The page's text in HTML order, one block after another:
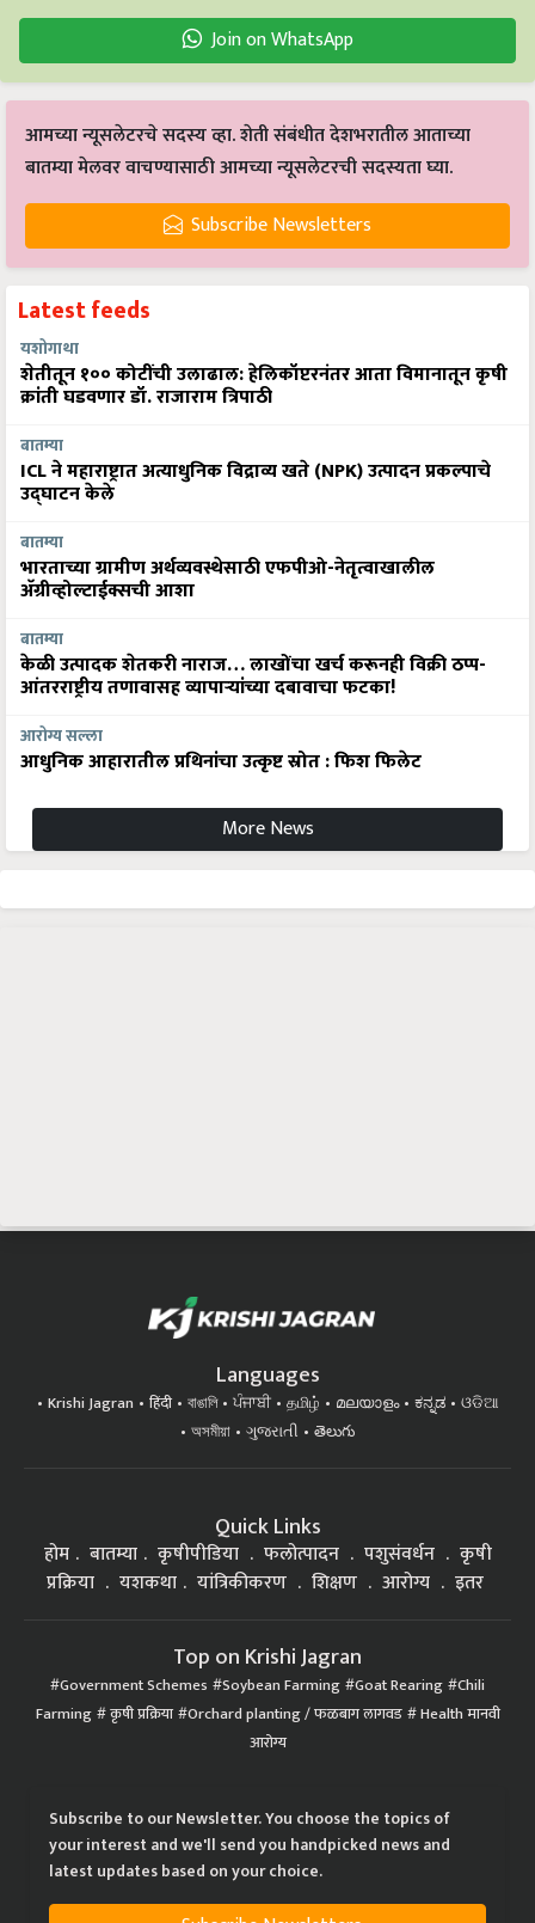
Join on WhatsApp
आमच्या न्यूसलेटरचे सदस्य व्हा. शेती संबंधीत देशभरातील आताच्या
बातम्या मेलवर वाचण्यासाठी आमच्या न्यूसलेटरची सदस्यता घ्या.
Subscribe Newsletters
Latest feeds
यशोगाथा
शेतीतून १०० कोटींची उलाढाल: हेलिकॉप्टरनंतर आता विमानातून कृषी
क्रांती घडवणार डॉ. राजाराम त्रिपाठी
बातम्या
ICL ने महाराष्ट्रात अत्याधुनिक विद्राव्य खते (NPK) उत्पादन प्रकल्पाचे
उद्घाटन केले
बातम्या
भारताच्या ग्रामीण अर्थव्यवस्थेसाठी एफपीओ-नेतृत्वाखालील
अ‍ॅग्रीव्होल्टाईक्सची आशा
बातम्या
केळी उत्पादक शेतकरी नाराज… लाखोंचा खर्च करूनही विक्री ठप्प-
आंतरराष्ट्रीय तणावासह व्यापाऱ्यांच्या दबावाचा फटका!
आरोग्य सल्ला
आधुनिक आहारातील प्रथिनांचा उत्कृष्ट स्रोत : फिश फिलेट
More News
Languages
Krishi Jagran हिंदी বাঙালি ਪੰਜਾਬੀ தமிழ் മലയാളം ಕನ್ನಡ
ଓଡିଆ
অসমীয়া
ગુજરાતી తెలుగు
Quick Links
होम बातम्या कृषीपीडिया फलोत्पादन पशुसंवर्धन
कृषी
प्रक्रिया
यशकथा यांत्रिकीकरण शिक्षण आरोग्य इतर
Top on Krishi Jagran
Government Schemes Soybean Farming Goat Rearing Chili
Farming कृषी प्रक्रिया Orchard planting / फळबाग लागवड Health मानवी
आरोग्य
Subscribe to our Newsletter. You choose the topics of
your interest and we'll send you handpicked news and
latest updates based on your choice.